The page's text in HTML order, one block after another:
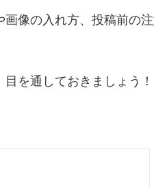
像の入れ方、投稿前の
を通しておきましょう！